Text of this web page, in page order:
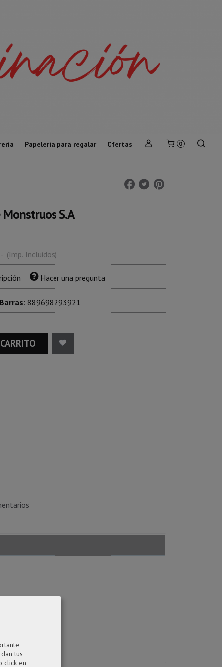
Papeleria para regalar Ofertas 0
S.A
- (Imp. Incluidos)
Hacer una pregunta
: 889698293921
tus
click en